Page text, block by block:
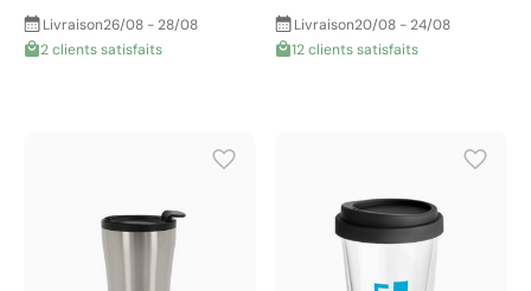
Livraison26/08 - 28/08
2 clients satisfaits
Livraison20/08 - 24/08
12 clients satisfaits